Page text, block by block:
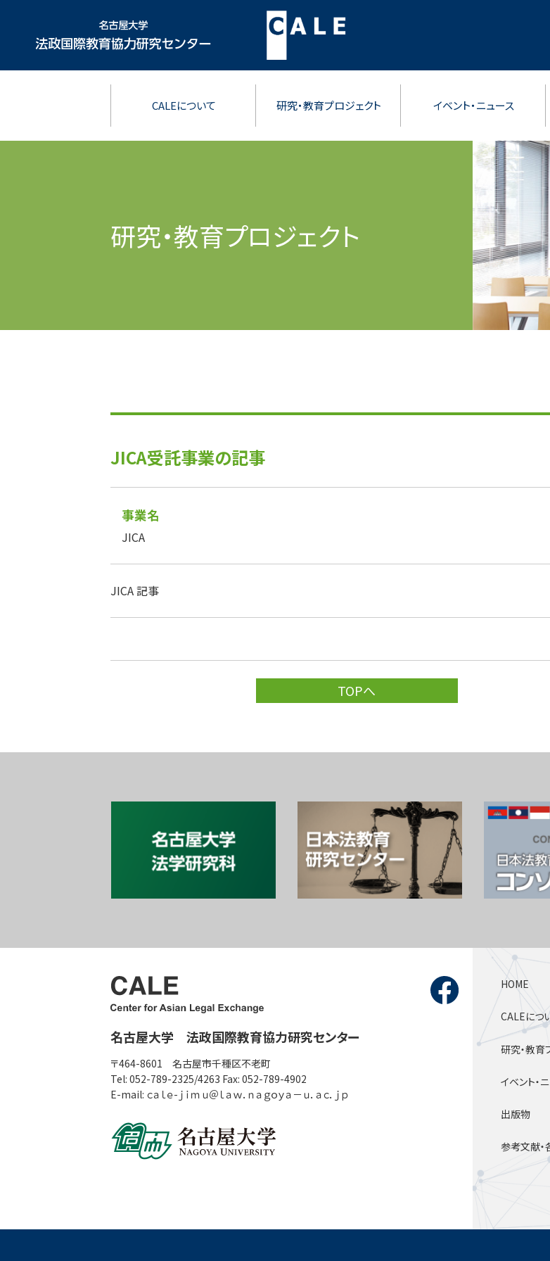
CALEについて 研究・教育プロジェクト イベント・ニュース
研究・教育プロジェクト
JICA受託事業の記事
事業名
JICA
JICA 記事
TOPへ
HOME
CALEにつ
研究・教育
イベント・
出版物
参考文献
名古屋大学 法政国際教育協力研究センター
〒464-8601 名古屋市千種区不老町
Tel: 052-789-2325/4263 Fax: 052-789-4902
E-mail: ｃａｌｅ-ｊｉｍｕ＠ｌａｗ．ｎａｇｏｙａ－ｕ．ａｃ．ｊｐ